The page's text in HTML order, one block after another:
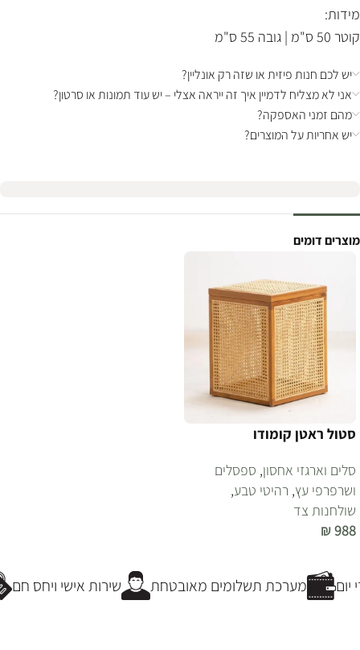
מידות:
קוטר 50 ס"מ | גובה 55 ס"מ
יש לכם חנות פיזית או שזה רק אונליין?
אני לא מצליח לדמיין איך זה ייראה אצלי – יש עוד תמונות או סרטון?
מהם זמני האספקה?
יש אחריות על המוצרים?
מוצרים דומים
סטול ראטן קומודו
סלים וארגזי אחסון, ספסלים
ושרפרפי עץ, רהיטי טבע,
שולחנות צד
₪988
שירות אישי ויחס חם מערכת תשלומים מאובטחת